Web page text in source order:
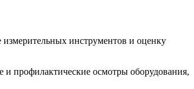
измерительных инструментов и оценку
и профилактические осмотры оборудования,